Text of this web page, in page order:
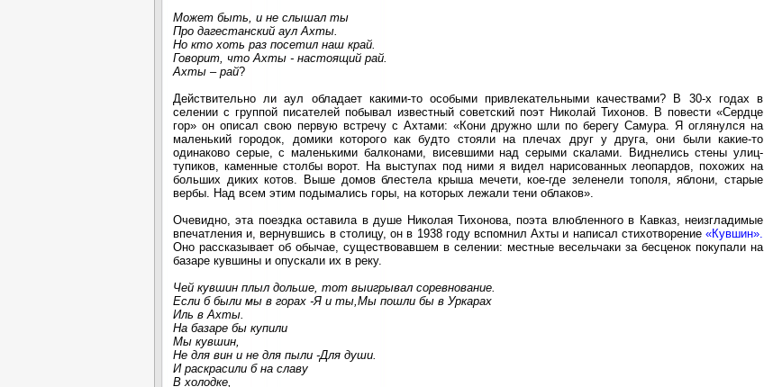
Может быть, и не слышал ты
Про дагестанский аул Ахты.
Но кто хоть раз посетил наш край.
Говорит, что Ахты - настоящий рай.
Ахты – рай?
Действительно ли аул обладает какими-то особыми привлекательными качествами? В 30-х годах в
селении с группой писателей побывал известный советский поэт Николай Тихонов. В повести «Сердце
гор» он описал свою первую встречу с Ахтами: «Кони дружно шли по берегу Самура. Я оглянулся на
маленький городок, домики которого как будто стояли на плечах друг у друга, они были какие-то
одинаково серые, с маленькими балконами, висевшими над серыми скалами. Виднелись стены улиц-
тупиков, каменные столбы ворот. На выступах под ними я видел нарисованных леопардов, похожих на
больших диких котов. Выше домов блестела крыша мечети, кое-где зеленели тополя, яблони, старые
вербы. Над всем этим подымались горы, на которых лежали тени облаков».
Очевидно, эта поездка оставила в душе Николая Тихонова, поэта влюбленного в Кавказ, неизгладимые
впечатления и, вернувшись в столицу, он в 1938 году вспомнил Ахты и написал стихотворение «Кувшин».
Оно рассказывает об обычае, существовавшем в селении: местные весельчаки за бесценок покупали на
базаре кувшины и опускали их в реку.
Чей кувшин плыл дольше, тот выигрывал соревнование.
Если б были мы в горах -Я и ты,Мы пошли бы в Уркарах
Иль в Ахты.
На базаре бы купили
Мы кувшин,
Не для вин и не для пыли -Для души.
И раскрасили б на славу
В холодке,